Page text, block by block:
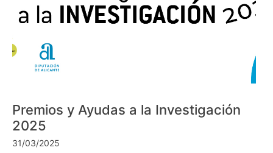
Premios y Ayudas a la Investigación
2025
31/03/2025